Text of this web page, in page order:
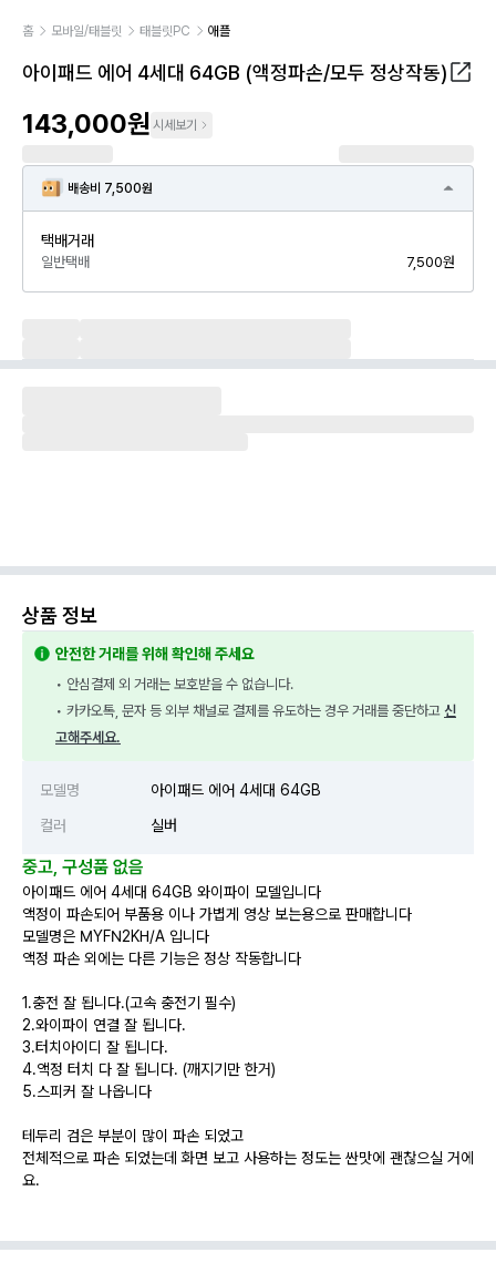
홈 모바일/태블릿 태블릿PC 애플
아이패드 에어 4세대 64GB (액정파손/모두 정상작동)
143,000원 시세보기
배송비 7,500원
택배거래
일반택배 7,500원
상품 정보
안전한 거래를 위해 확인해 주세요
• 안심결제 외 거래는 보호받을 수 없습니다.
• 카카오톡, 문자 등 외부 채널로 결제를 유도하는 경우 거래를 중단하고 신
고해주세요.
모델명
아이패드 에어 4세대 64GB
컬러
실버
중고, 구성품 없음
아이패드 에어 4세대 64GB 와이파이 모델입니다
액정이 파손되어 부품용 이나 가볍게 영상 보는용으로 판매합니다
모델명은 MYFN2KH/A 입니다
액정 파손 외에는 다른 기능은 정상 작동합니다
1.충전 잘 됩니다.(고속 충전기 필수)
2.와이파이 연결 잘 됩니다.
3.터치아이디 잘 됩니다.
4.액정 터치 다 잘 됩니다. (깨지기만 한거)
5.스피커 잘 나옵니다
테두리 검은 부분이 많이 파손 되었고
전체적으로 파손 되었는데 화면 보고 사용하는 정도는 싼맛에 괜찮으실 거에
요.